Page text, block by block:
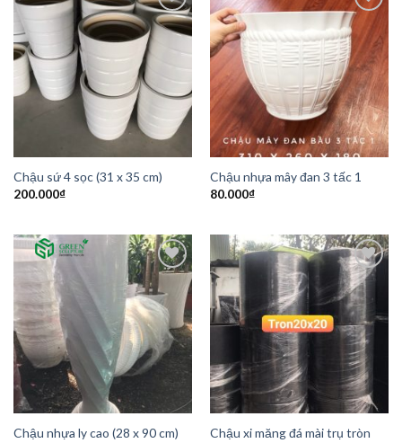
Add to
Wishlist
Chậu sứ 4 sọc (31 x 35 cm)
200.000₫
Add to
Wishlist
Chậu nhựa mây đan 3 tấc 1
80.000₫
Add to
Wishlist
Chậu nhựa ly cao (28 x 90 cm)
Add to
Wishlist
Chậu xi măng đá mài trụ tròn